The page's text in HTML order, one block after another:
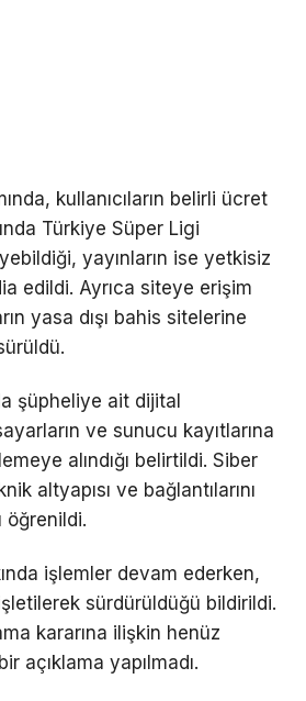
kullanıcıların belirli ücret
Türkiye Süper Ligi
yayınların ise yetkisiz
edildi. Ayrıca siteye erişim
yasa dışı bahis sitelerine
şüpheliye ait dijital
ve sunucu kayıtlarına
alındığı belirtildi. Siber
altyapısı ve bağlantılarını
öğrenildi.
işlemler devam ederken,
sürdürüldüğü bildirildi.
kararına ilişkin henüz
açıklama yapılmadı.